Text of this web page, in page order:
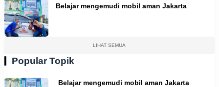
Belajar mengemudi mobil aman Jakarta
LIHAT SEMUA
Popular Topik
Belajar mengemudi mobil aman Jakarta